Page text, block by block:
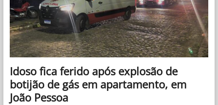
na
Paraíba
Idoso fica ferido após explosão de
botijão de gás em apartamento, em
João Pessoa